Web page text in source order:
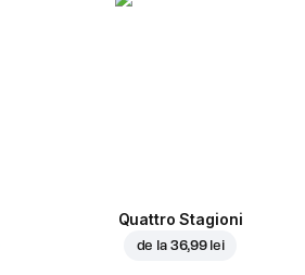
Quattro Stagioni
de la 36,99 lei